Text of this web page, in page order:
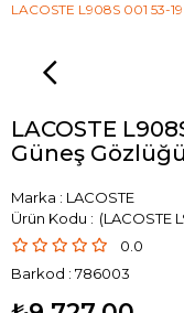
LACOSTE L908S 001 53-
LACOSTE
Güneş Gözlüğü
Marka : LACOSTE
(LACOSTE
0.0
Barkod : 786003